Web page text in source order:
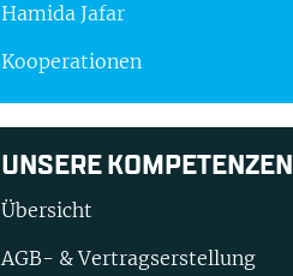
Hamida Jafar
Kooperationen
UNSERE KOMPETENZEN
Übersicht
AGB- & Vertragserstellung